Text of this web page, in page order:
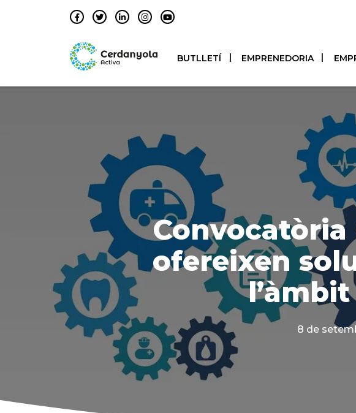
BUTLLETÍ EMPRENEDORIA
Convocatòria
ofereixen
8 de